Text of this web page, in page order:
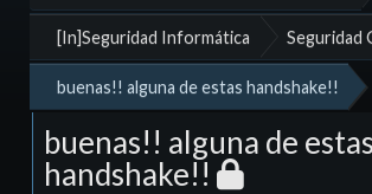
[In]Seguridad Informática Seguridad
buenas!! alguna de estas handshake!!
buenas!! alguna de estas
handshake!!